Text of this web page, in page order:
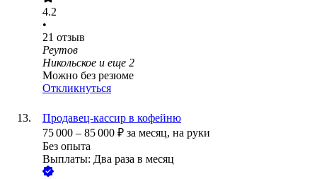
4.2
•
21 отзыв
Реутов
Никольское и еще 2
Можно без резюме
Откликнуться
Продавец-кассир в кофейню
75 000 – 85 000 ₽ за месяц, на руки
Без опыта
Выплаты: Два раза в месяц